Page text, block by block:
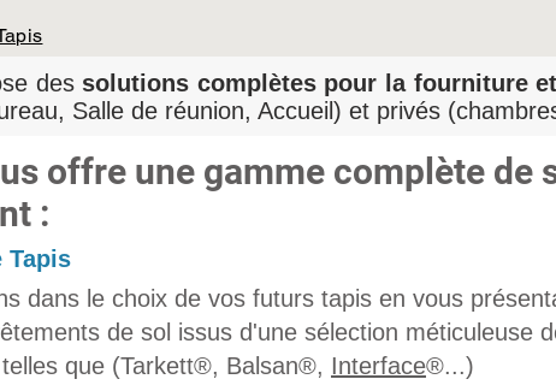
des solutions complètes pour la fourniture
Salle de réunion, Accueil) et privés
offre une gamme complète de
:
Tapis
dans le choix de vos futurs tapis en vous
de sol issus d'une sélection méticuleuse
que (Tarkett®, Balsan®, Interface®...)